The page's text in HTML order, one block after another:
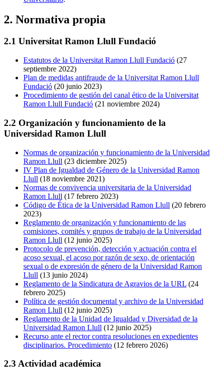
2. Normativa propia
2.1 Universitat Ramon Llull Fundació
Estatutos de la Universitat Ramon Llull Fundació (27
septiembre 2022)
Plan de medidas antifraude de la Universitat Ramon Llull
Fundació (20 junio 2023)
Procedimiento de gestión del canal ético de la Universitat
Ramon Llull Fundació (21 noviembre 2024)
2.2 Organización y funcionamiento de la
Universidad Ramon Llull
Normas de organización y funcionamiento de la Universidad
Ramon Llull (23 diciembre 2025)
IV Plan de Igualdad de Género de la Universidad Ramon
Llull (18 noviembre 2021)
Normas de convivencia universitaria de la Universidad
Ramon Llull (17 febrero 2023)
Código de Ética de la Universidad Ramon Llull (20 febrero
2023)
Reglamento de organización y funcionamiento de las
comisiones, comités y grupos de trabajo de la Universidad
Ramon Llull (12 junio 2025)
Protocolo de prevención, detección y actuación contra el
acoso sexual, el acoso por razón de sexo, de orientación
sexual o de expresión de género de la Universidad Ramon
Llull (13 junio 2024)
Reglamento de la Sindicatura de Agravios de la URL (24
febrero 2025)
Política de gestión documental y archivo de la Universidad
Ramon Llull (12 junio 2025)
Reglamento de la Unidad de Igualdad y Diversidad de la
Universidad Ramon Llull (12 junio 2025)
Recurso ante el rector contra resoluciones en expedientes
disciplinarios. Procedimiento (12 febrero 2026)
2.3 Actividad académica